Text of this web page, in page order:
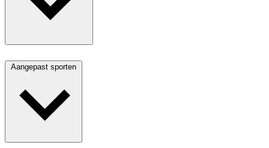
Aangepast sporten